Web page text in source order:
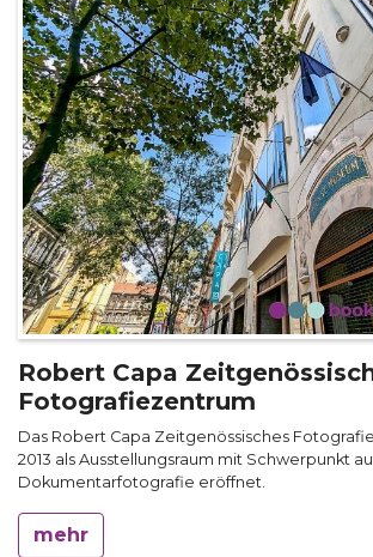
Robert Capa
Fotografiezentrum
Das Robert Capa Zeitgenössisches
2013 als Ausstellungsraum mit Schwerpunkt
Dokumentarfotografie eröffnet.
mehr